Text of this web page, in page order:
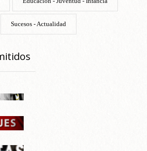
Sucesos - Actualidad